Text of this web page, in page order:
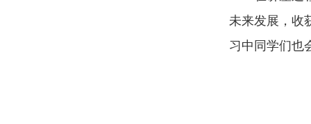
未来发展，收
习中同学们也